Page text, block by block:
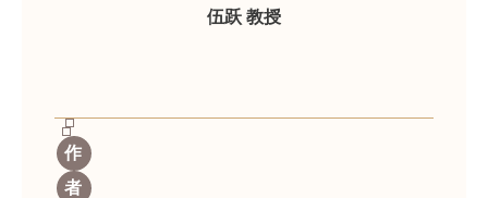
伍跃 教授
作
者